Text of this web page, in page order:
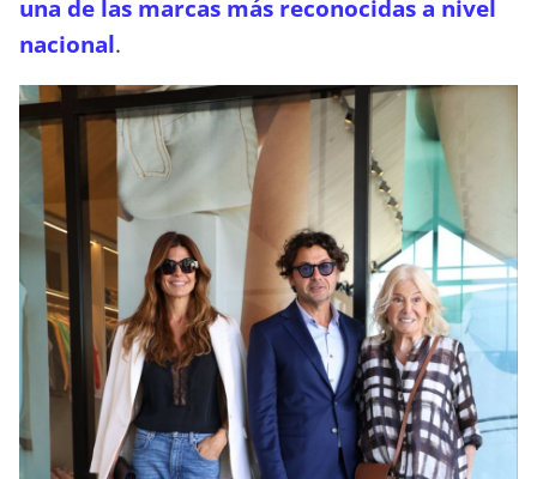
una de las marcas más reconocidas a nivel
nacional.